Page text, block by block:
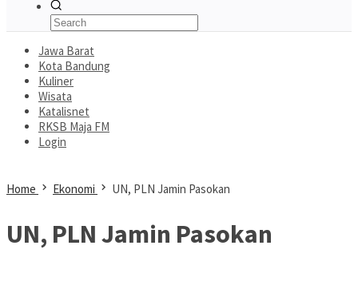
Jawa Barat
Kota Bandung
Kuliner
Wisata
Katalisnet
RKSB Maja FM
Login
Home Ekonomi UN, PLN Jamin Pasokan
UN, PLN Jamin Pasokan